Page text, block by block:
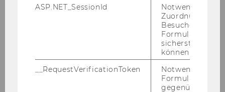
Wahlfach Europäisches Wirtschaftsrecht /
Spezialisierung "Europäisches und
Internationales Wirtschaftsrecht"
Moot Courts
ASP.NET_SessionId
Notwendig, um
Zuordnung von
Besucher zu
sicherstellen zu
können.
__RequestVerificationToken
Notwendig, um
gegenüber